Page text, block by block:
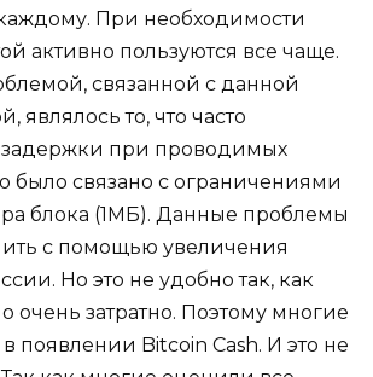
При необходимости
активно пользуются все чаще.
связанной с данной
являлось то, что часто
при проводимых
было связано с ограничениями
блока (1МБ). Данные проблемы
с помощью увеличения
Но это не удобно так, как
очень затратно. Поэтому многие
появлении Bitcoin Cash. И это не